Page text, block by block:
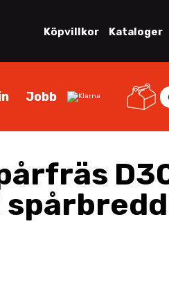
Köpvillkor Kataloger
Jobb